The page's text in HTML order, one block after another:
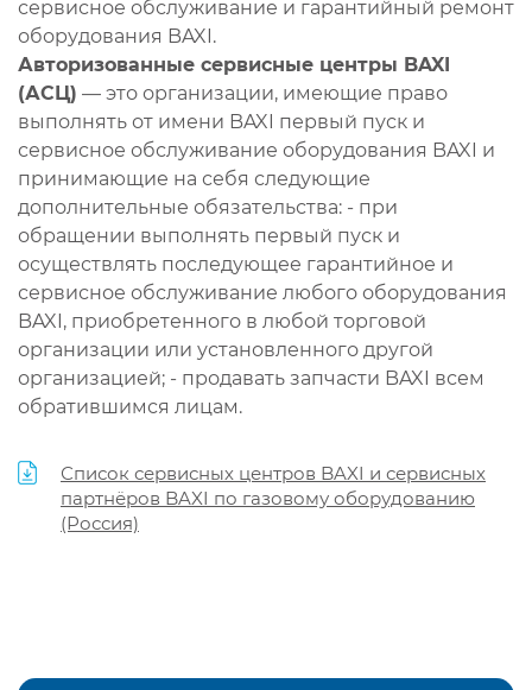
сервисное обслуживание и гарантийный ремонт
оборудования BAXI.
Авторизованные сервисные центры BAXI
(АСЦ) — это организации, имеющие право
выполнять от имени BAXI первый пуск и
сервисное обслуживание оборудования BAXI и
принимающие на себя следующие
дополнительные обязательства: - при
обращении выполнять первый пуск и
осуществлять последующее гарантийное и
сервисное обслуживание любого оборудования
BAXI, приобретенного в любой торговой
организации или установленного другой
организацией; - продавать запчасти BAXI всем
обратившимся лицам.
Список сервисных центров BAXI и сервисных
партнёров BAXI по газовому оборудованию
(Россия)